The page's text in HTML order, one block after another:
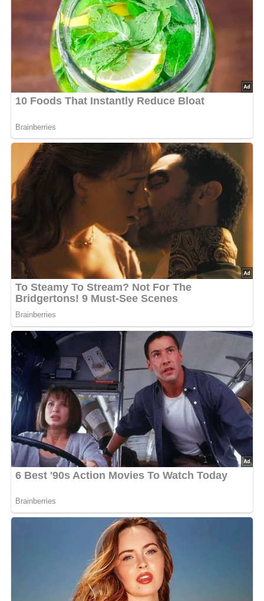
Katharinenkirche Großdeuben, Kirchstraße 14a, 04564
Böhlen OT Großdeuben